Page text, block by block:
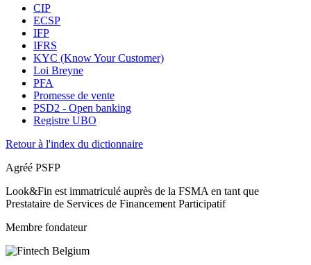
CIP
ECSP
IFP
IFRS
KYC (Know Your Customer)
Loi Breyne
PFA
Promesse de vente
PSD2 - Open banking
Registre UBO
Retour à l'index du dictionnaire
Agréé PSFP
Look&Fin est immatriculé auprès de la FSMA en tant que
Prestataire de Services de Financement Participatif
Membre fondateur